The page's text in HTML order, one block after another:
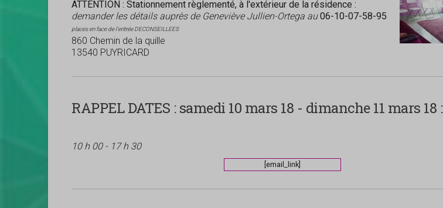
ATTENTION : Stationnement règlementé, à l'extérieur de la résidence :
demander les détails auprès de Geneviève Jullien-Ortega au06-10-07-58-95
places en face de l'entrée DECONSEILLEES
860 Chemin de la quille
13540 PUYRICARD
RAPPEL DATES :samedi 10 mars 18 - dimanche 11 mars 18 :
10 h 00 - 17 h 30
[email_link]